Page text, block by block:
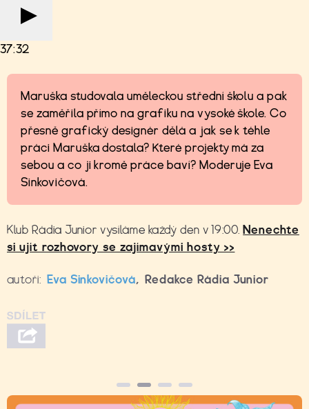
37:32
Maruška studovala uměleckou střední školu a pak
se zaměřila přímo na grafiku na vysoké škole. Co
přesně grafický designér dělá a jak se k téhle
práci Maruška dostala? Které projekty má za
sebou a co ji kromě práce baví? Moderuje Eva
Sinkovičová.
Klub Rádia Junior vysíláme každý den v 19:00.Nenechte
si ujít rozhovory se zajímavými hosty >>
autoři: Eva Sinkovičová, Redakce Rádia Junior